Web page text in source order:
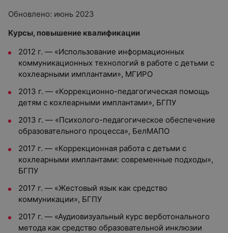
Обновлено: июнь 2023
Курсы, повышение квалификации
2012 г. — «Использование информационных
коммуникационных технологий в работе с детьми с
кохлеарными имплантами», МГИРО
2013 г. — «Коррекционно-педагогическая помощь
детям с кохлеарными имплантами», БГПУ
2013 г. — «Психолого-педагогическое обеспечение
образовательного процесса», БелМАПО
2017 г. — «Коррекционная работа с детьми с
кохлеарными имплантами: современные подходы»,
БГПУ
2017 г. — «Жестовый язык как средство
коммуникации», БГПУ
2017 г. — «Аудиовизуальный курс верботонального
метода как средство образовательной инклюзии